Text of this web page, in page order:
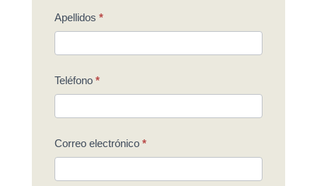
Estudiante
Apellidos *
Teléfono *
Correo electrónico *